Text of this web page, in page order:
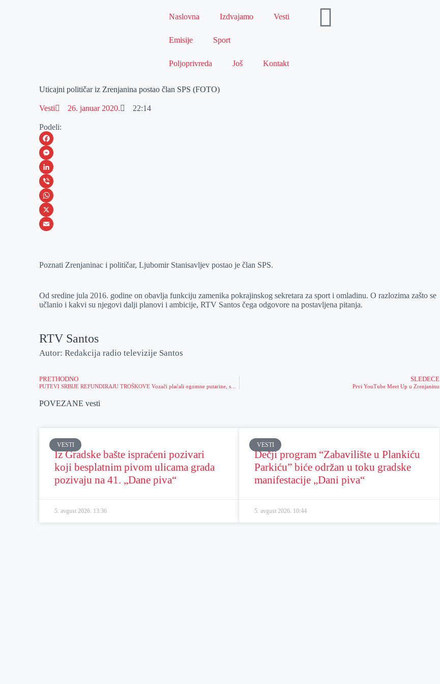
Naslovna Izdvajamo Vesti
Emisije Sport
Poljoprivreda Još Kontakt
Uticajni političar iz Zrenjanina postao član SPS (FOTO)
Vesti 26. januar 2020. 22:14
Podeli:
F
a
c
e
b
o
M
e
s
s
e
e
L
i
n
k
I
V
i
b
W
h
s
p
p
X
a
l
Poznati Zrenjaninac i političar, Ljubomir Stanisavljev postao je član SPS.
Od sredine jula 2016. godine on obavlja funkciju zamenika pokrajinskog sekretara za sport i omladinu. O razlozima zašto se
učlanio i kakvi su njegovi dalji planovi i ambicije, RTV Santos čega odgovore na postavljena pitanja.
RTV Santos
Autor: Redakcija radio televizije Santos
PRETHODNO SLEDEĆE
Prvi YouTube Meet Up u Zrenjaninu
POVEZANE vesti
VESTI
Iz Gradske bašte ispraćeni pozivari
koji besplatnim pivom ulicama grada
pozivaju na 41. „Dane piva“
5. avgust 2026. 13:36
VESTI
Dečji program “Zabavilište u Plankiću
Parkiću” biće održan u toku gradske
manifestacije „Dani piva“
5. avgust 2026. 10:44